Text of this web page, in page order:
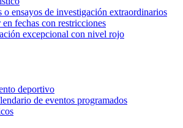
o ensayos de investigación extraordinarios
fechas con restricciones
excepcional con nivel rojo
deportivo
de eventos programados